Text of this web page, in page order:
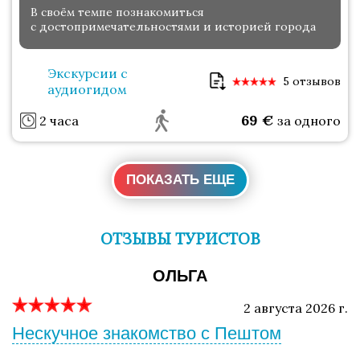
В своём темпе познакомиться
с достопримечательностями и историей города
Экскурсии с
аудиогидом
5 отзывов
2 часа 69 € за одного
ПОКАЗАТЬ ЕЩЕ
ОТЗЫВЫ ТУРИСТОВ
ОЛЬГА
2 августа 2026 г.
Нескучное знакомство с Пештом